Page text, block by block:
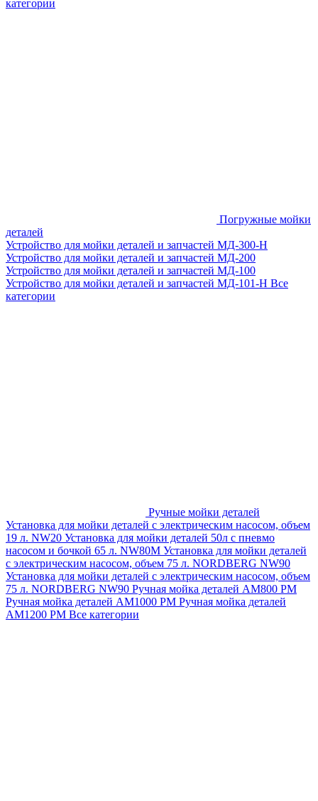
категории
Погружные мойки
деталей
Устройство для мойки деталей и запчастей МД-300-H
Устройство для мойки деталей и запчастей МД-200
Устройство для мойки деталей и запчастей МД-100
Устройство для мойки деталей и запчастей МД-101-Н Все
категории
Ручные мойки деталей
Установка для мойки деталей с электрическим насосом, объем
19 л. NW20 Установка для мойки деталей 50л с пневмо
насосом и бочкой 65 л. NW80M Установка для мойки деталей
с электрическим насосом, объем 75 л. NORDBERG NW90
Установка для мойки деталей с электрическим насосом, объем
75 л. NORDBERG NW90 Ручная мойка деталей АМ800 РМ
Ручная мойка деталей АМ1000 РМ Ручная мойка деталей
АМ1200 РМ Все категории